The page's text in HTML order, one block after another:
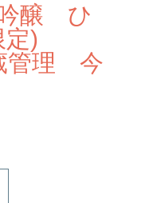
醸 ひ
)
管理 今